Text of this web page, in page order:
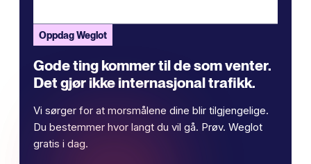
Oppdag Weglot
Gode ​​ting kommer til de som venter.
Det gjør ikke internasjonal trafikk.
Vi sørger for at morsmålene dine blir tilgjengelige.
Du bestemmer hvor langt du vil gå. Prøv. Weglot
gratis i dag.